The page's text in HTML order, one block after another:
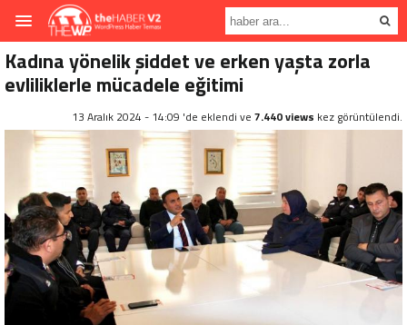
Kadına yönelik şiddet ve erken yaşta zorla
evliliklerle mücadele eğitimi
13 Aralık 2024 - 14:09 'de eklendi ve 7.440 views kez görüntülendi.